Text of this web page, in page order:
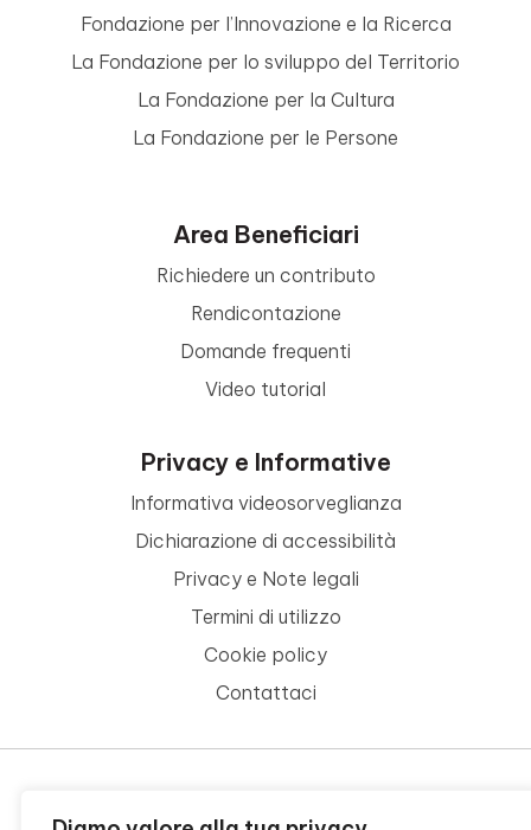
Fondazione per l’Innovazione e la Ricerca
La Fondazione per lo sviluppo del Territorio
La Fondazione per la Cultura
La Fondazione per le Persone
Area Beneficiari
Richiedere un contributo
Rendicontazione
Domande frequenti
Video tutorial
Privacy e Informative
Informativa videosorveglianza
Dichiarazione di accessibilità
Privacy e Note legali
Termini di utilizzo
Cookie policy
Contattaci
© 2026 - FONDAZIONE CR FIRENZE - CF 00524310489 -